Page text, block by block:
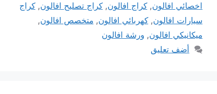
اخصائي افالون, كراج افالون, كراج تصليح افالون, كراج
سيارات افالون, كهربائي افالون, متخصص افالون,
ميكانيكي افالون, ورشة افالون
أضف تعليق